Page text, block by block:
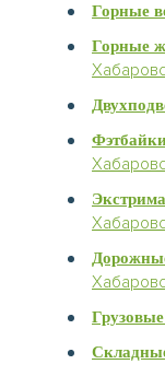
Горные
Горные